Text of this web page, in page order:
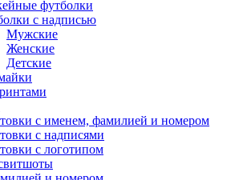
футболки
с надписью
Мужские
Женские
Детские
с именем, фамилией и номером
с надписями
с логотипом